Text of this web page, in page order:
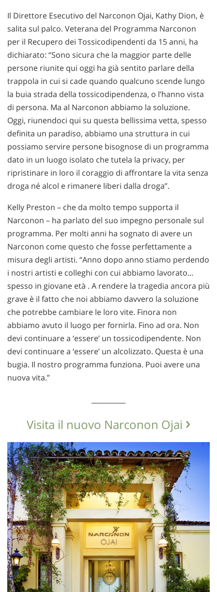
Il Direttore Esecutivo del Narconon Ojai, Kathy Dion, è
salita sul palco. Veterana del Programma Narconon
per il Recupero dei Tossicodipendenti da 15 anni, ha
dichiarato: “Sono sicura che la maggior parte delle
persone riunite qui oggi ha già sentito parlare della
trappola in cui si cade quando qualcuno scende lungo
la buia strada della tossicodipendenza, o l’hanno vista
di persona. Ma al Narconon abbiamo la soluzione.
Oggi, riunendoci qui su questa bellissima vetta, spesso
definita un paradiso, abbiamo una struttura in cui
possiamo servire persone bisognose di un programma
dato in un luogo isolato che tutela la privacy, per
ripristinare in loro il coraggio di affrontare la vita senza
droga né alcol e rimanere liberi dalla droga”.
Kelly Preston – che da molto tempo supporta il
Narconon – ha parlato del suo impegno personale sul
programma. Per molti anni ha sognato di avere un
Narconon come questo che fosse perfettamente a
misura degli artisti. “Anno dopo anno stiamo perdendo
i nostri artisti e colleghi con cui abbiamo lavorato...
spesso in giovane età . A rendere la tragedia ancora più
grave è il fatto che noi abbiamo davvero la soluzione
che potrebbe cambiare le loro vite. Finora non
abbiamo avuto il luogo per fornirla. Fino ad ora. Non
devi continuare a ‘essere’ un tossicodipendente. Non
devi continuare a ‘essere’ un alcolizzato. Questa è una
bugia. Il nostro programma funziona. Puoi avere una
nuova vita.”
Visita il nuovo Narconon Ojai